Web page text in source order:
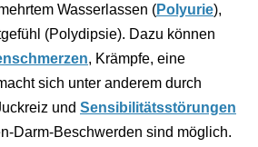
Wasserlassen (Polyurie),
(Polydipsie). Dazu können
, Krämpfe, eine
sich unter anderem durch
und Sensibilitätsstörungen
Darm-Beschwerden sind möglich.